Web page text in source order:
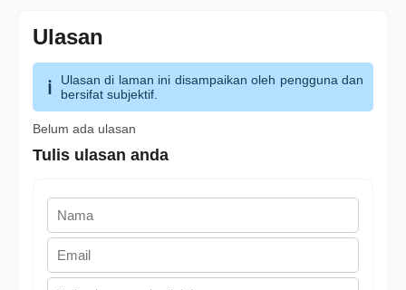
Ulasan
Ulasan di laman ini disampaikan oleh pengguna dan
bersifat subjektif.
Belum ada ulasan
Tulis ulasan anda